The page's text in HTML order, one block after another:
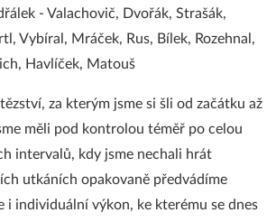
- Valachovič, Dvořák, Strašák,
Vybíral, Mráček, Rus, Bílek, Rozehnal,
Havlíček, Matouš
za kterým jsme si šli od začátku až
měli pod kontrolou téměř po celou
intervalů, kdy jsme nechali hrát
utkáních opakovaně předvádíme
i individuální výkon, ke kterému se dnes